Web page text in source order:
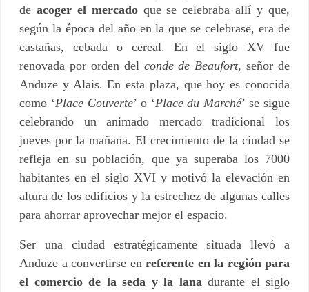
de acoger el mercadoque se celebraba allí y que,
según la época del año en la que se celebrase, era de
castañas, cebada o cereal. En el siglo XV fue
renovada por orden del conde de Beaufort, señor de
Anduze y Alais. En esta plaza, que hoy es conocida
como ‘Place Couverte’ o ‘Place du Marché’ se sigue
celebrando un animado mercado tradicional los
jueves por la mañana. El crecimiento de la ciudad se
refleja en su población, que ya superaba los 7000
habitantes en el siglo XVI y motivó la elevación en
altura de los edificios y la estrechez de algunas calles
para ahorrar aprovechar mejor el espacio.
Ser una ciudad estratégicamente situada llevó a
Anduze a convertirse en referente en la región para
el comercio de la seda y la lana durante el siglo